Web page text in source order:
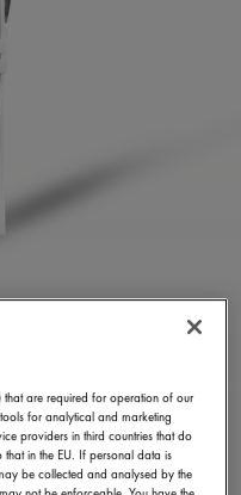
that are required for operation of our
for analytical and marketing
providers in third countries that do
in the EU. If personal data is
be collected and analysed by the